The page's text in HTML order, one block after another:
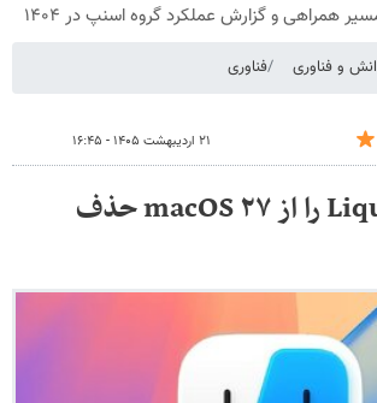
همراهی و گزارش عملکرد گروه اسنپ در ۱۴۰۴
و فناوری فناوری
۲۱ اردیبهشت ۱۴۰۵ - ۱۶:۴۵
اپل Liquid Glass را از macOS ۲۷ حذف